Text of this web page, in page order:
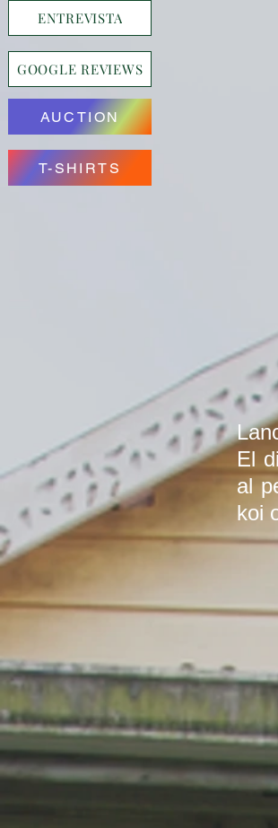
ENTREVISTA
GOOGLE REVIEWS
AUCTION
T-SHIRTS
El
al
koi